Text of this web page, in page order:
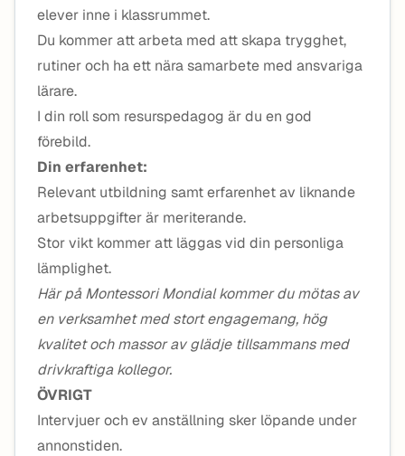
elever inne i klassrummet.
Du kommer att arbeta med att skapa trygghet,
rutiner och ha ett nära samarbete med ansvariga
lärare.
I din roll som resurspedagog är du en god
förebild.
Din erfarenhet:
Relevant utbildning samt erfarenhet av liknande
arbetsuppgifter är meriterande.
Stor vikt kommer att läggas vid din personliga
lämplighet.
Här på Montessori Mondial kommer du mötas av
en verksamhet med stort engagemang, hög
kvalitet och massor av glädje tillsammans med
drivkraftiga kollegor.
ÖVRIGT
Intervjuer och ev anställning sker löpande under
annonstiden.